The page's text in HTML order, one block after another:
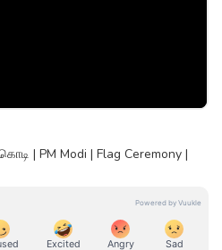
| PM Modi | Flag Ceremony |